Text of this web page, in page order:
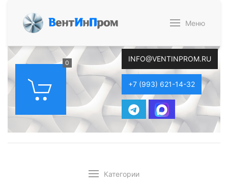
ВентИнПром Меню
0 INFO@VENTINPROM.RU
+7 (993) 621-14-32
Категории